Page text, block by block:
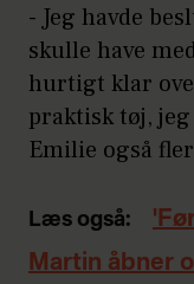
- Jeg havde
skulle have
hurtigt klar
praktisk tøj, jeg
Emilie også
Læs også:
Martin åbner